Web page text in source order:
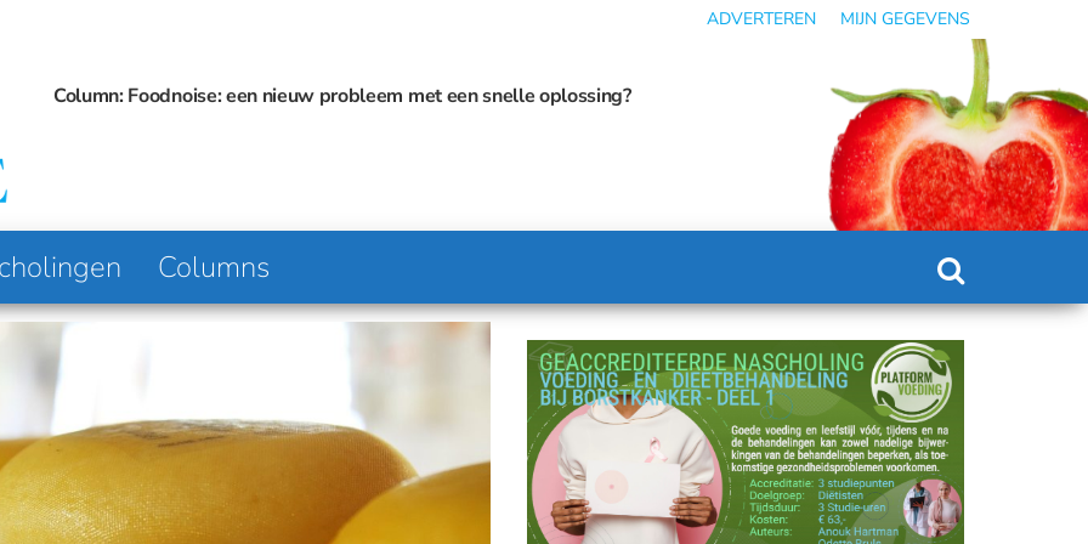
ADVERTEREN MIJN GEGEVENS
Voeding
Platform
Gebruik van obesitasmedicatie kan omslaan in
Foodnoise: een nieuw probleem met een snelle oplossing?
Columns